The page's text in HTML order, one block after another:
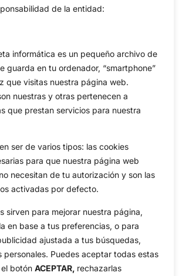
de la entidad:
informática es un pequeño archivo de
guarda en tu ordenador, “smartphone”
que visitas nuestra página web.
nuestras y otras pertenecen a
que prestan servicios para nuestra
ser de varios tipos: las cookies
para que nuestra página web
necesitan de tu autorización y son las
activadas por defecto.
sirven para mejorar nuestra página,
en base a tus preferencias, o para
ajustada a tus búsquedas,
personales. Puedes aceptar todas estas
botón ACEPTAR, rechazarlas
Reglas
Vídeos
De Interés
2025 OpenGolf | Diseño por TecnoQuatre